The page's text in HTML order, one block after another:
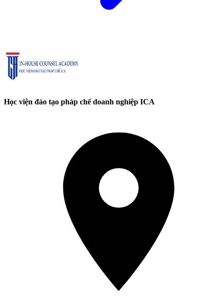
Học viện đào tạo pháp chế doanh nghiệp ICA